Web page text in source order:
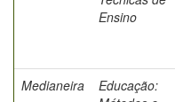
Ensino
Medianeira
Educação: